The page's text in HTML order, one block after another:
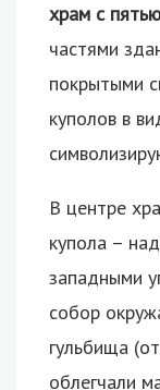
храм с
частями
покрытыми
куполов в
В центре
купола –
западными
собор
гульбища
облегчали